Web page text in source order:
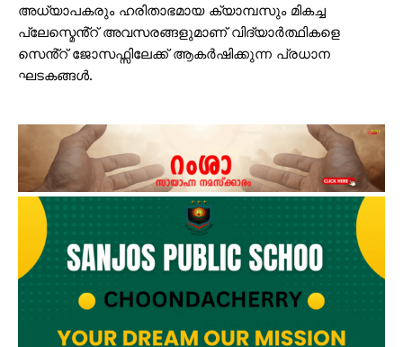
അധ്യാപകരും ഹരിതാഭമായ ക്യാമ്പസും മികച്ച
പ്ലേസ്മെൻ്റ് അവസരങ്ങളുമാണ് വിദ്യാർത്ഥികളെ
സെൻ്റ് ജോസഫ്സിലേക്ക് ആകർഷിക്കുന്ന പ്രധാന
ഘടകങ്ങൾ.